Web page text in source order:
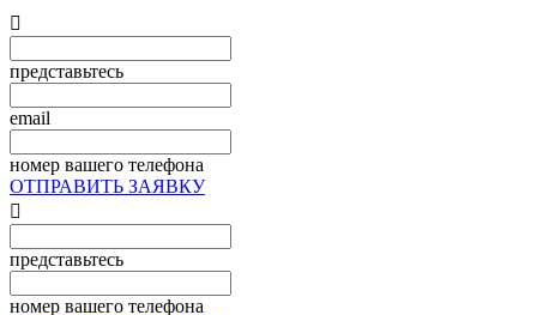

представьтесь
email
номер вашего телефона
ОТПРАВИТЬ ЗАЯВКУ

представьтесь
номер вашего телефона